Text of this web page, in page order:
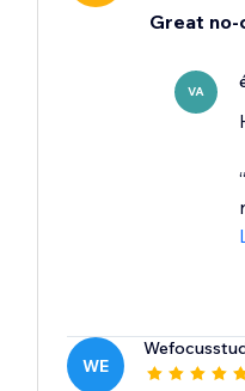
Great no-
VA
WE